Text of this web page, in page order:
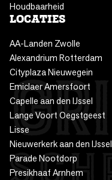
Houdbaarheid
LOCATIES
AA-Landen Zwolle
Alexandrium Rotterdam
Cityplaza Nieuwegein
Emiclaer Amersfoort
Capelle aan den IJssel
Lange Voort Oegstgeest
Lisse
Nieuwerkerk aan den IJssel
Parade Nootdorp
Presikhaaf Arnhem